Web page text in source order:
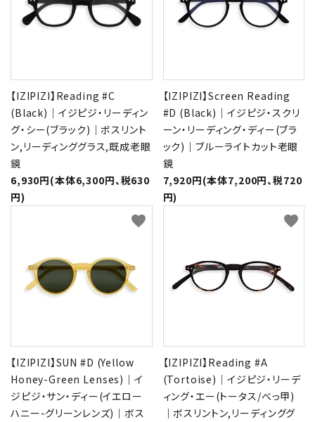
【IZIPIZI】Reading #C
(Black)｜イジピジ・リーディン
グ・シー(ブラック)｜ボスリント
ン,リーディンググラス,既成老眼
鏡
6,930円(本体6,300円、税630
円)
【IZIPIZI】Screen Reading
#D (Black)｜イジピジ・スクリ
ーン・リーディング・ディー(ブラ
ック)｜ブルーライトカット老眼
鏡
7,920円(本体7,200円、税720
円)
【IZIPIZI】SUN #D (Yellow
Honey-Green Lenses)｜イ
ジピジ・サン・ディー(イエロー
ハニー-グリーンレンズ)｜ボス
favorite
【IZIPIZI】Reading #A
(Tortoise)｜イジピジ・リーデ
ィング・エー(トータス/べっ甲)
｜ボスリントン,リーディンググ
favorite